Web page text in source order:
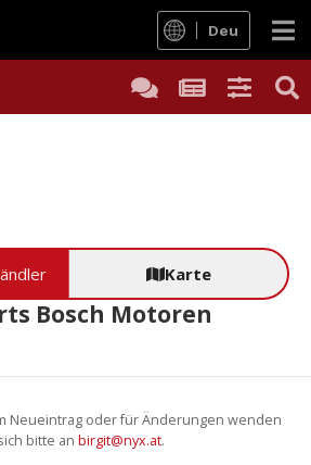
Deu
Karte
Bosch Motoren
Neueintrag oder für Änderungen wenden
bitte an birgit@nyx.at.